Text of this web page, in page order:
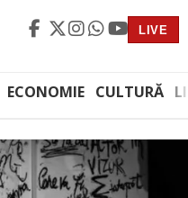
LIVE
ECONOMIE CULTURĂ